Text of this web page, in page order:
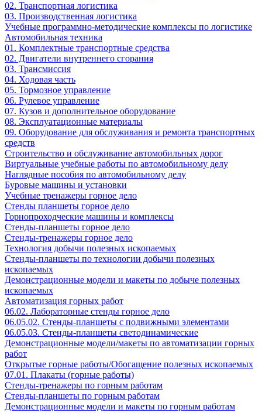
02. Транспортная логистика
03. Производственная логистика
Учебные программно-методические комплексы по логистике
Автомобильная техника
01. Комплектные транспортные средства
02. Двигатели внутреннего сгорания
03. Трансмиссия
04. Ходовая часть
05. Тормозное управление
06. Рулевое управление
07. Кузов и дополнительное оборудование
08. Эксплуатационные материалы
09. Оборудование для обслуживания и ремонта транспортных
средств
Строительство и обслуживание автомобильных дорог
Виртуальные учебные работы по автомобильному делу
Наглядные пособия по автомобильному делу
Буровые машины и установки
Учебные тренажеры горное дело
Стенды планшеты горное дело
Горнопроходческие машины и комплексы
Стенды-планшеты горное дело
Стенды-тренажеры горное дело
Технология добычи полезных ископаемых
Стенды-планшеты по технологии добычи полезных
ископаемых
Демонстрационные модели и макеты по добыче полезных
ископаемых
Автоматизация горных работ
06.02. Лабораторные стенды горное дело
06.05.02. Стенды-планшеты с подвижными элементами
06.05.03. Стенды-планшеты светодинамические
Демонстрационные модели/макеты по автоматизации горных
работ
Открытые горные работы/Обогащение полезных ископаемых
07.01. Плакаты (горные работы)
Стенды-тренажеры по горным работам
Стенды-планшеты по горным работам
Демонстрационные модели и макеты по горным работам